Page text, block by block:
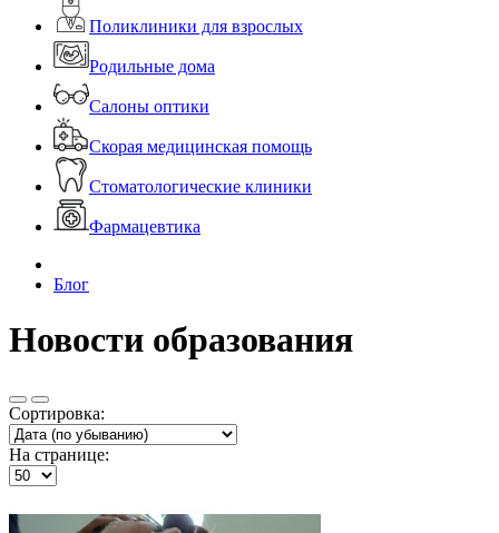
Поликлиники для взрослых
Родильные дома
Салоны оптики
Скорая медицинская помощь
Стоматологические клиники
Фармацевтика
Блог
Новости образования
Сортировка:
На странице: